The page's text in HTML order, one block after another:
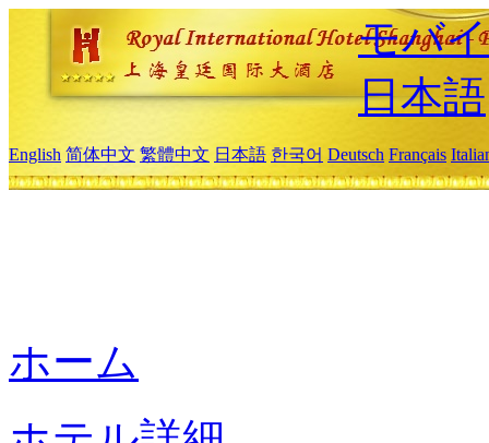
モバ
日本語
English 简体中文 繁體中文 日本語 한국어 Deutsch Français
ホーム